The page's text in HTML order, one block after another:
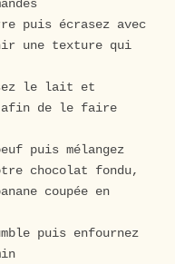
puis écrasez avec
une texture qui
le lait et
afin de le faire
puis mélangez
chocolat fondu,
coupée en
puis enfournez